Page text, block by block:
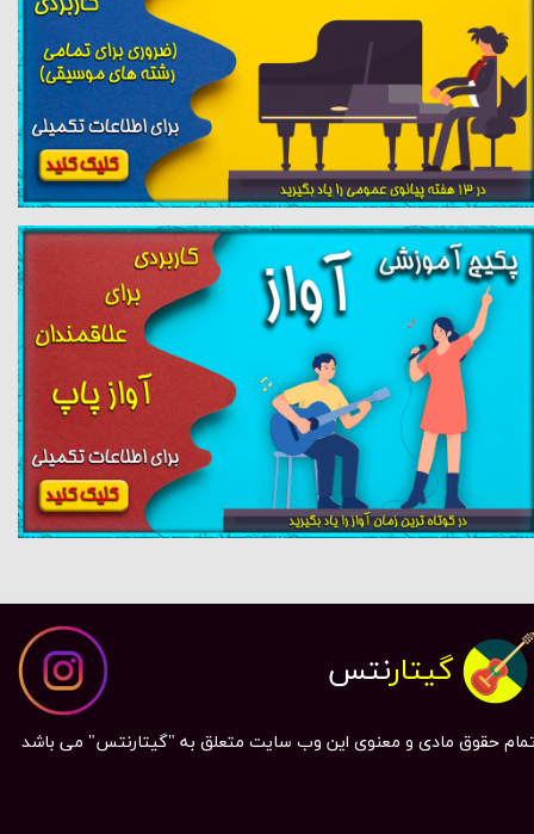
حقوق مادی و معنوی این وب سایت متعلق به "گیتارنتس" می باشد
گیتارنتس